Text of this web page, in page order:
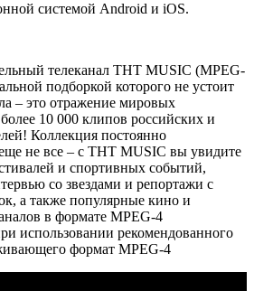
системой Android и iOS.
телеканал ТНТ MUSIC (MPEG-
подборкой которого не устоит
– это отражение мировых
10 000 клипов российских и
Коллекция постоянно
не все – с ТНТ MUSIC вы увидите
и спортивных событий,
со звездами и репортажи с
а также популярные кино и
в формате MPEG-4
использовании рекомендованного
формат MPEG-4